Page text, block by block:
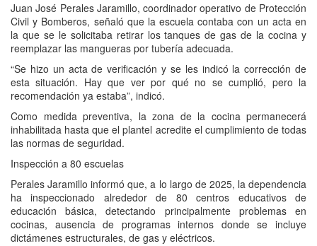
Juan José Perales Jaramillo, coordinador operativo de Protección
Civil y Bomberos, señaló que la escuela contaba con un acta en
la que se le solicitaba retirar los tanques de gas de la cocina y
reemplazar las mangueras por tubería adecuada.
“Se hizo un acta de verificación y se les indicó la corrección de
esta situación. Hay que ver por qué no se cumplió, pero la
recomendación ya estaba”, indicó.
Como medida preventiva, la zona de la cocina permanecerá
inhabilitada hasta que el plantel acredite el cumplimiento de todas
las normas de seguridad.
Inspección a 80 escuelas
Perales Jaramillo informó que, a lo largo de 2025, la dependencia
ha inspeccionado alrededor de 80 centros educativos de
educación básica, detectando principalmente problemas en
cocinas, ausencia de programas internos donde se incluye
dictámenes estructurales, de gas y eléctricos.